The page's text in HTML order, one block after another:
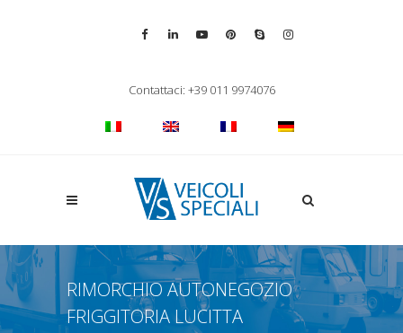
Contattaci: +39 011 9974076
Apri la ricerca
RIMORCHIO AUTONEGOZIO
FRIGGITORIA LUCITTA